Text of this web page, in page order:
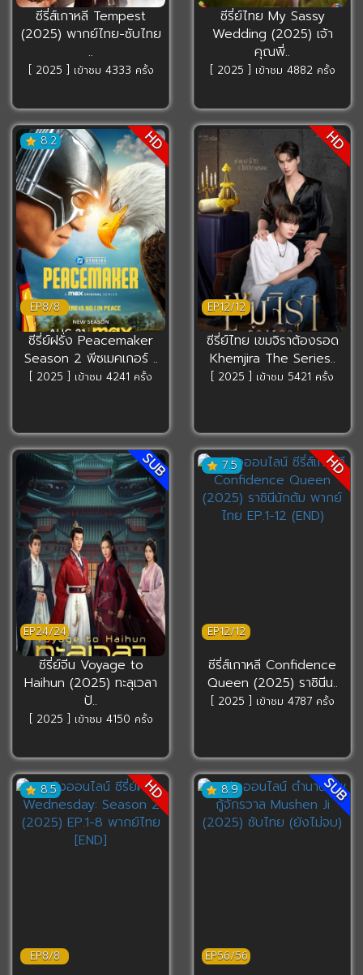
ซีรี่ส์เกาหลี Tempest
(2025) พากย์ไทย-ซับไทย
..
[ 2025 ] เข้าชม 4333 ครั้ง
ซีรี่ย์ไทย My Sassy
Wedding (2025) เจ้า
คุณพี่..
[ 2025 ] เข้าชม 4882 ครั้ง
8.2
EP8/8
HD
ซีรี่ย์ฝรั่ง Peacemaker
Season 2 พีซเมคเกอร์ ..
[ 2025 ] เข้าชม 4241 ครั้ง
EP12/12
HD
ซีรี่ย์ไทย เขมจิราต้องรอด
Khemjira The Series..
[ 2025 ] เข้าชม 5421 ครั้ง
EP24/24
SUB
ซีรี่ย์จีน Voyage to
Haihun (2025) ทะลุเวลา
ปั..
[ 2025 ] เข้าชม 4150 ครั้ง
7.5
EP12/12
HD
ซีรี่ส์เกาหลี Confidence
Queen (2025) ราชินีน..
[ 2025 ] เข้าชม 4787 ครั้ง
8.5
EP8/8
HD 8.9
EP56/56
SUB